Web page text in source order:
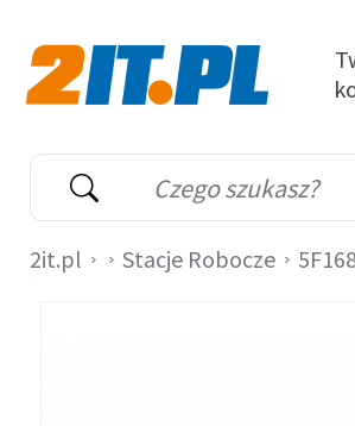
Wyszukiwarka
Słowo kluczowe
2it.pl Stacje Robocze